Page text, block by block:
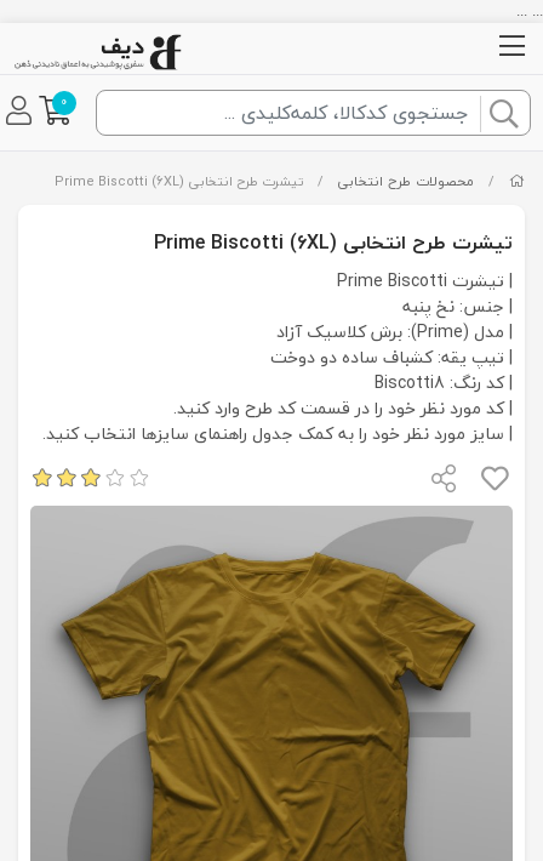
... ...
0
/ محصولات طرح انتخابی / تیشرت طرح انتخابی Prime Biscotti (6XL)
تیشرت طرح انتخابی Prime Biscotti (6XL)
| تیشرت Prime Biscotti
| جنس: نخ پنبه
| مدل (Prime): برش کلاسیک آزاد
| تیپ یقه: کشباف ساده دو دوخت
| کد رنگ: Biscotti8
| کد مورد نظر خود را در قسمت کد طرح وارد کنید.
| سایز مورد نظر خود را به کمک جدول راهنمای سایزها انتخاب کنید.